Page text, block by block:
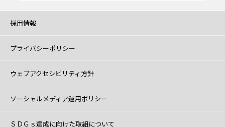
採用情報
プライバシーポリシー
ウェブアクセシビリティ方針
ソーシャルメディア運用ポリシー
ＳＤＧｓ達成に向けた取組について